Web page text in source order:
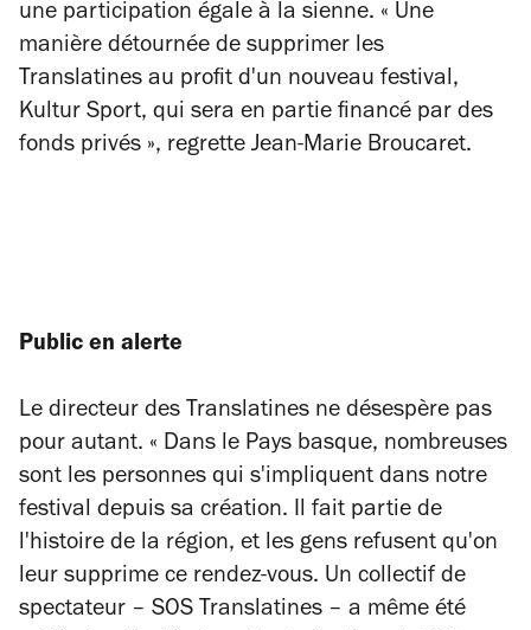
une participation égale à la sienne. « Une
manière détournée de supprimer les
Translatines au profit d'un nouveau festival,
Kultur Sport, qui sera en partie financé par des
fonds privés », regrette Jean-Marie Broucaret.
Public en alerte
Le directeur des Translatines ne désespère pas
pour autant. « Dans le Pays basque, nombreuses
sont les personnes qui s'impliquent dans notre
festival depuis sa création. Il fait partie de
l'histoire de la région, et les gens refusent qu'on
leur supprime ce rendez-vous. Un collectif de
spectateur – SOS Translatines – a même été